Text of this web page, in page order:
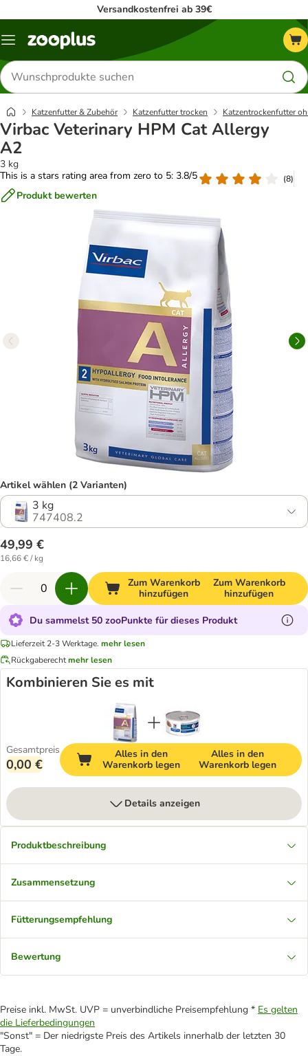
Versandkostenfrei ab 39€
Menü
Produkte
suchen
Katzenfutter & Zubehör Katzenfutter trocken Katzentrockenfutter
Virbac Veterinary HPM Cat Allergy
A2
3 kg
This is a stars rating area from zero to 5: 3.8/5
(8)
Produkt bewerten
Artikel wählen (2 Varianten)
3 kg
747408.2
49,99 €
16,66 € / kg
Zum Warenkorb
hinzufügen
Zum Warenkorb
hinzufügen
Du sammelst 50 zooPunkte für dieses Produkt
Lieferzeit 2-3 Werktage. mehr lesen
Rückgaberechtmehr lesen
Kombinieren Sie es mit
Gesamtpreis
0,00 €
Alles in den
Warenkorb legen
Alles in den
Warenkorb legen
Details anzeigen
Produktbeschreibung
Zusammensetzung
Fütterungsempfehlung
Bewertung
Preise inkl. MwSt. UVP = unverbindliche Preisempfehlung * Es gelten
die Lieferbedingungen
"Sonst" = Der niedrigste Preis des Artikels innerhalb der letzten 30
Tage.